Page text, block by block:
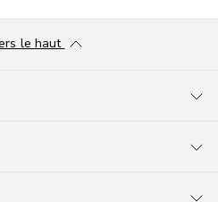
le haut